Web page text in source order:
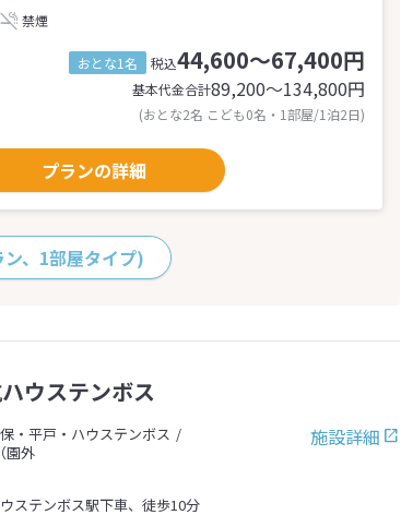
禁煙
おとな1名 税込44,600～67,400円
基本代金合計89,200〜134,800円
(おとな2名 こども0名・1部屋/1泊2日)
プランの詳細
ン、1部屋タイプ)
ウステンボス
施設詳細
・平戸・ハウステンボス
園外
ステンボス駅下車、徒歩10分